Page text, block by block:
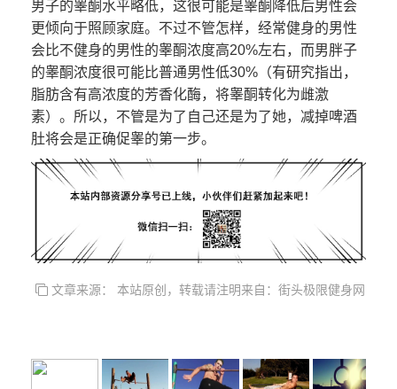
男子的睾酮水平略低，这很可能是睾酮降低后男性会
更倾向于照顾家庭。不过不管怎样，经常健身的男性
会比不健身的男性的睾酮浓度高20%左右，而男胖子
的睾酮浓度很可能比普通男性低30%（有研究指出，
脂肪含有高浓度的芳香化酶，将睾酮转化为雌激
素）。所以，不管是为了自己还是为了她，减掉啤酒
肚将会是正确促睾的第一步。
文章来源： 本站原创，转载请注明来自：街头极限健身网